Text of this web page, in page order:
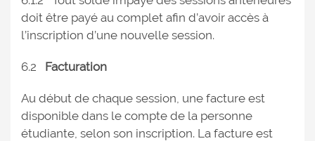
doit être payé au complet afin d’avoir accès à
l’inscription d’une nouvelle session.
6.2 Facturation
Au début de chaque session, une facture est
disponible dans le compte de la personne
étudiante, selon son inscription. La facture est